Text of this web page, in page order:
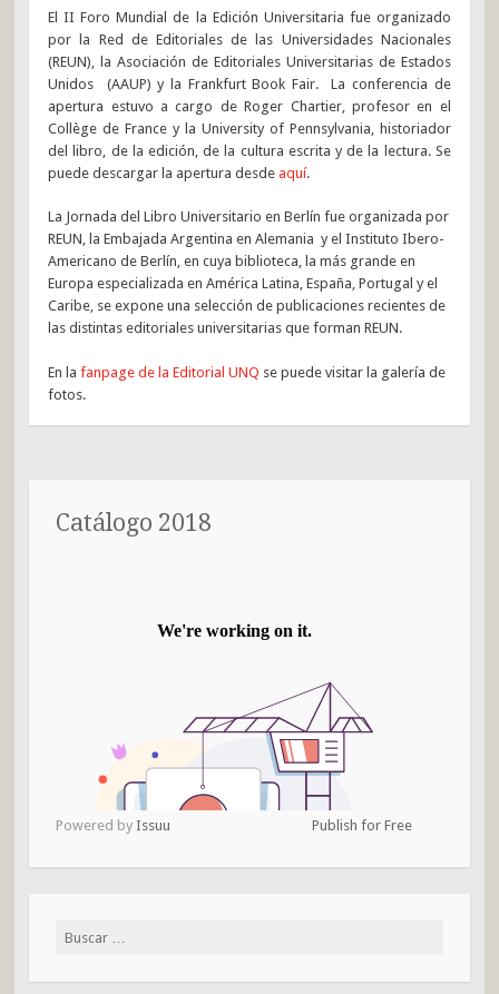
El II Foro Mundial de la Edición Universitaria fue organizado
por la Red de Editoriales de las Universidades Nacionales
(REUN), la Asociación de Editoriales Universitarias de Estados
Unidos (AAUP) y la Frankfurt Book Fair. La conferencia de
apertura estuvo a cargo de Roger Chartier, profesor en el
Collège de France y la University of Pennsylvania, historiador
del libro, de la edición, de la cultura escrita y de la lectura. Se
puede descargar la apertura desdeaquí.
La Jornada del Libro Universitario en Berlín fue organizada por
REUN, la Embajada Argentina en Alemania y el Instituto Ibero-
Americano de Berlín, en cuya biblioteca, la más grande en
Europa especializada en América Latina, España, Portugal y el
Caribe, se expone una selección de publicaciones recientes de
las distintas editoriales universitarias que forman REUN.
En lafanpage de la Editorial UNQ se puede visitar la galería de
fotos.
Catálogo 2018
Powered by Issuu Publish for Free
Buscar: